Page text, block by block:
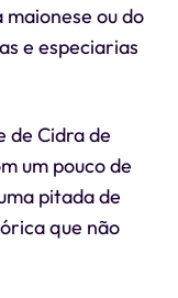
ou do
e especiarias
de Cidra de
um pouco de
pitada de
que não